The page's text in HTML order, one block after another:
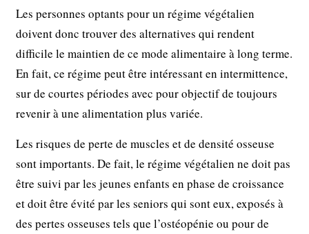
Les personnes optants pour un régime végétalien
doivent donc trouver des alternatives qui rendent
difficile le maintien de ce mode alimentaire à long terme.
En fait, ce régime peut être intéressant en intermittence,
sur de courtes périodes avec pour objectif de toujours
revenir à une alimentation plus variée.
Les risques de perte de muscles et de densité osseuse
sont importants. De fait, le régime végétalien ne doit pas
être suivi par les jeunes enfants en phase de croissance
et doit être évité par les seniors qui sont eux, exposés à
des pertes osseuses tels que l’ostéopénie ou pour de